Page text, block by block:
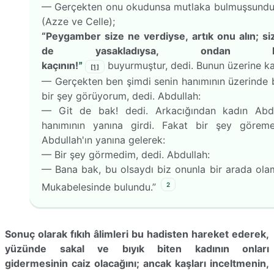
— Gerçekten onu okudunsa mutlaka
(Azze ve Celle);
“Peygamber size ne verdiyse, artık onu alın;
de yasakladıysa, ondan
kaçının!” [1]
buyurmuştur, dedi. Bunun üzerine
— Gerçekten ben şimdi senin hanımının üzerinde
bir şey görüyorum, dedi. Abdullah:
— Git de bak! dedi. Arkacığından kadın
hanımının yanı­na girdi. Fakat bir şey
Abdullah'ın yanına gelerek:
— Bir şey görmedim, dedi. Abdullah:
— Bana bak, bu olsaydı biz onunla bir arada
Mukabele­sinde bulundu.”
2
Sonuç olarak fıkıh âlimleri bu hadisten hareket ederek,
yüzünde sakal ve bıyık biten kadının onları
gidermesinin caiz olacağını; ancak kaşları inceltmenin,